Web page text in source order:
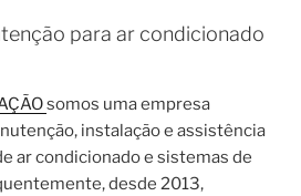
para ar condicionado
somos uma empresa
instalação e assistência
ar condicionado e sistemas de
desde 2013,